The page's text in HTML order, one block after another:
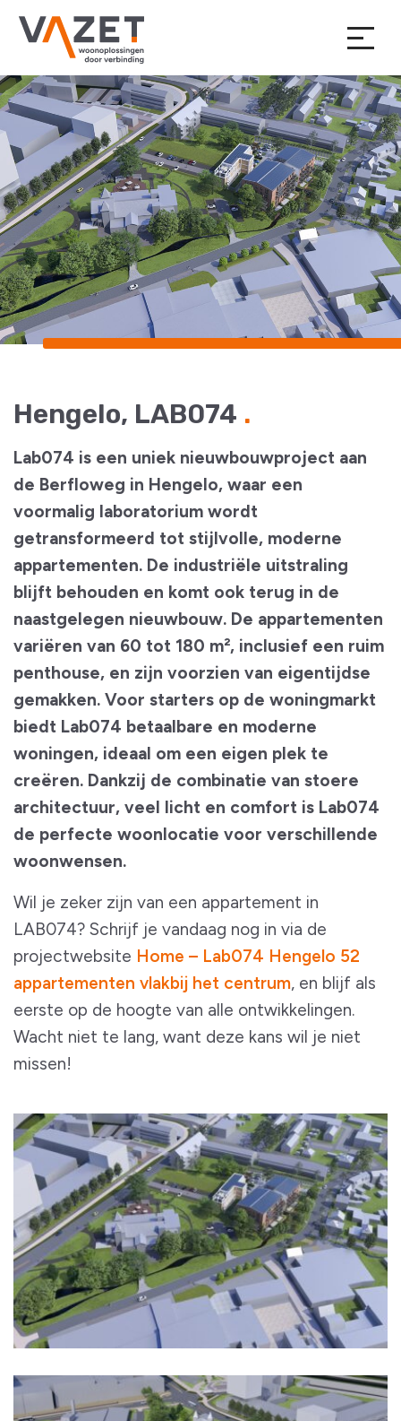
Hengelo, LAB074
Lab074 is een uniek nieuwbouwproject aan
de Berfloweg in Hengelo, waar een
voormalig laboratorium wordt
getransformeerd tot stijlvolle, moderne
appartementen. De industriële uitstraling
blijft behouden en komt ook terug in de
naastgelegen nieuwbouw. De appartementen
variëren van 60 tot 180 m², inclusief een ruim
penthouse, en zijn voorzien van eigentijdse
gemakken. Voor starters op de woningmarkt
biedt Lab074 betaalbare en moderne
woningen, ideaal om een eigen plek te
creëren. Dankzij de combinatie van stoere
architectuur, veel licht en comfort is Lab074
de perfecte woonlocatie voor verschillende
woonwensen.
Wil je zeker zijn van een appartement in
LAB074? Schrijf je vandaag nog in via de
projectwebsite Home – Lab074 Hengelo 52
appartementen vlakbij het centrum, en blijf als
eerste op de hoogte van alle ontwikkelingen.
Wacht niet te lang, want deze kans wil je niet
missen!